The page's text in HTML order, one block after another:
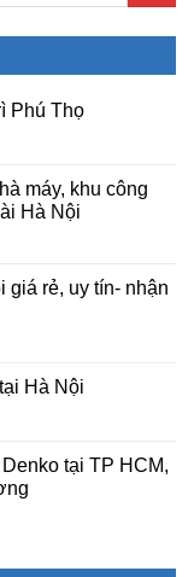
Phú Thọ
máy, khu công
Hà Nội
giá rẻ, uy tín- nhận
Hà Nội
tại TP HCM,